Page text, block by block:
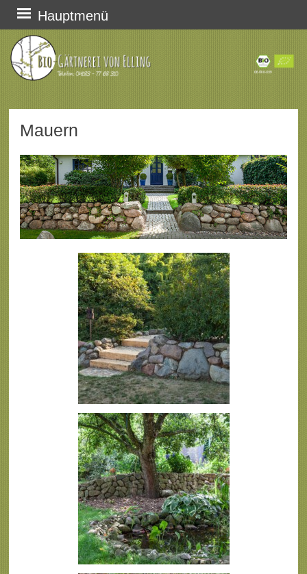
Hauptmenü
Zum
Inhalt
springen
Mauern